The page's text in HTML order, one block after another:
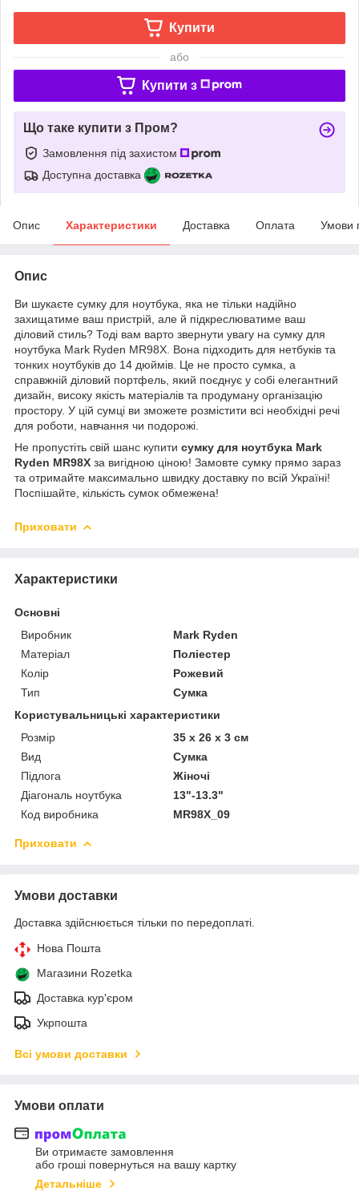
Купити
або
Купити з
Що таке купити з Пром?
Замовлення під захистом
Доступна доставка
Опис Характеристики Доставка Оплата Умови
Опис
Ви шукаєте сумку для ноутбука, яка не тільки надійно
захищатиме ваш пристрій, але й підкреслюватиме ваш
діловий стиль? Тоді вам варто звернути увагу на сумку для
ноутбука Mark Ryden MR98X. Вона підходить для нетбуків та
тонких ноутбуків до 14 дюймів. Це не просто сумка, а
справжній діловий портфель, який поєднує у собі елегантний
дизайн, високу якість матеріалів та продуману організацію
простору. У цій сумці ви зможете розмістити всі необхідні речі
для роботи, навчання чи подорожі.
Не пропустіть свій шанс купити сумку для ноутбука Mark
Ryden MR98X за вигідною ціною! Замовте сумку прямо зараз
та отримайте максимально швидку доставку по всій Україні!
Поспішайте, кількість сумок обмежена!
Приховати
Характеристики
Основні
Виробник
Mark Ryden
Матеріал
Поліестер
Колір
Рожевий
Тип
Сумка
Користувальницькі характеристики
Розмір
35 x 26 x 3 см
Вид
Сумка
Підлога
Жіночі
Діагональ ноутбука
13"-13.3"
Код виробника
MR98X_09
Приховати
Умови доставки
Доставка здійснюється тільки по передоплаті.
Нова Пошта
Магазини Rozetka
Доставка кур'єром
Укрпошта
Всі умови доставки
Умови оплати
Ви отримаєте замовлення
або гроші повернуться на вашу картку
Детальніше